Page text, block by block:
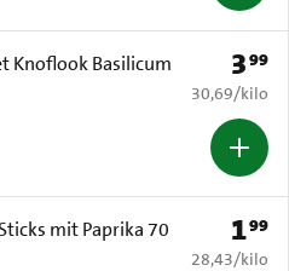
Knoflook Basilicum
Prijs:
399
€ 30,69 per
30,69/kilo
mit Paprika 70
Prijs:
199
€ 28,43 per
28,43/kilo